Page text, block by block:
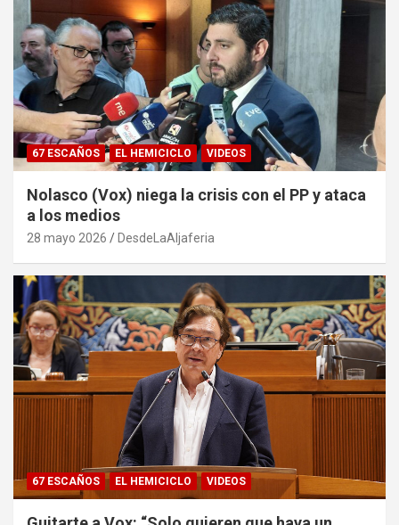
67 ESCAÑOS EL HEMICICLO VIDEOS
Nolasco (Vox) niega la crisis con el PP y ataca
a los medios
28 mayo 2026 DesdeLaAljaferia
67 ESCAÑOS EL HEMICICLO VIDEOS